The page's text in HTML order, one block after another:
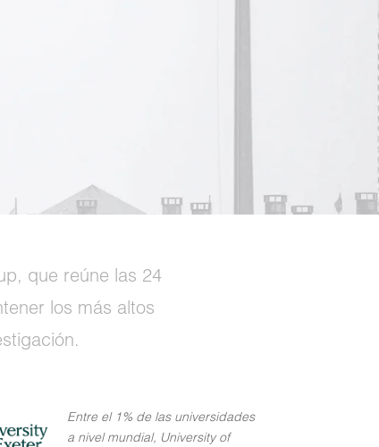
que reúne las 24
los más altos
Entre el 1% de las universidades
a nivel mundial, University of